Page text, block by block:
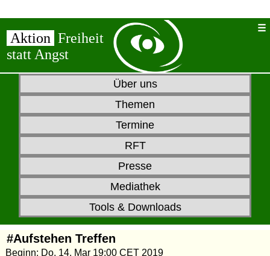
Aktion Freiheit
statt Angst
Über uns
Themen
Termine
RFT
Presse
Mediathek
Tools & Downloads
#Aufstehen Treffen
Beginn: Do, 14. Mar 19:00 CET 2019